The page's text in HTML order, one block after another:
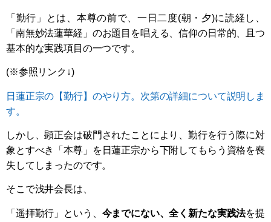
「勤行」とは、本尊の前で、一日二度(朝・夕)に読経し、
「南無妙法蓮華経」のお題目を唱える、信仰の日常的、且つ
基本的な実践項目の一つです。
(※参照リンク↓)
日蓮正宗の【勤行】のやり方。次第の詳細について説明しま
す。
しかし、顕正会は破門されたことにより、勤行を行う際に対
象とすべき「本尊」を日蓮正宗から下附してもらう資格を喪
失してしまったのです。
そこで浅井会長は、
「遥拝勤行」という、 今までにない、全く新たな実践法を提